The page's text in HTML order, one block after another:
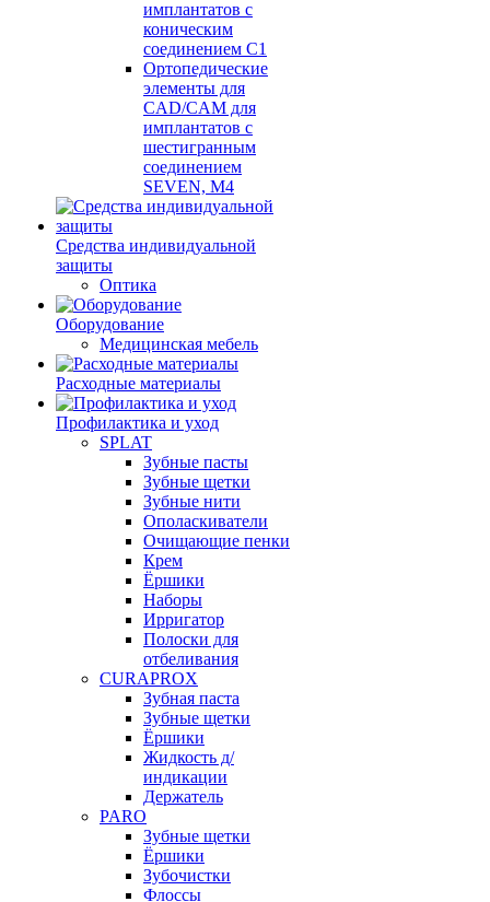
имплантатов с
коническим
соединением С1
Ортопедические
элементы для
CAD/CAM для
имплантатов с
шестигранным
соединением
SEVEN, М4
Средства индивидуальной
защиты
Оптика
Оборудование
Медицинская мебель
Расходные материалы
Профилактика и уход
SPLAT
Зубные пасты
Зубные щетки
Зубные нити
Ополаскиватели
Очищающие пенки
Крем
Ёршики
Наборы
Ирригатор
Полоски для
отбеливания
CURAPROX
Зубная паста
Зубные щетки
Ёршики
Жидкость д/
индикации
Держатель
PARO
Зубные щетки
Ёршики
Зубочистки
Флоссы